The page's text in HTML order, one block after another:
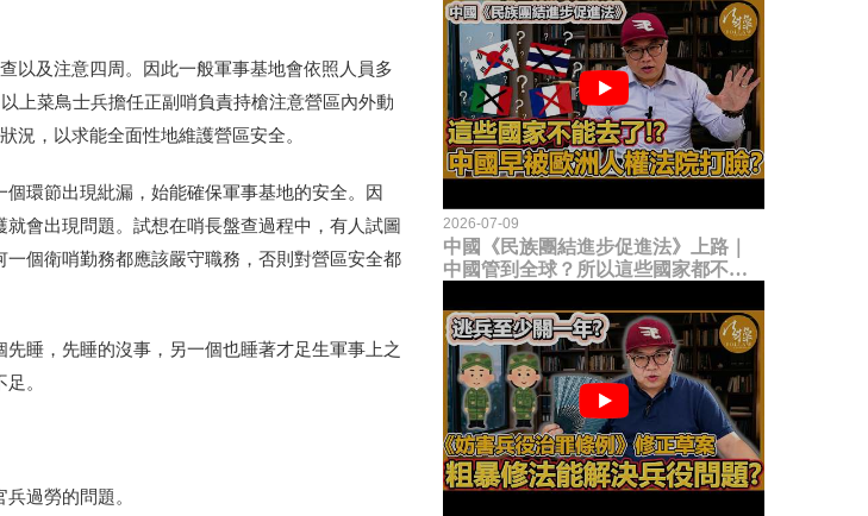
以及注意四周。因此一般軍事基地會依照人員多
上菜鳥士兵擔任正副哨負責持槍注意營區內外動
況，以求能全面性地維護營區安全。
環節出現紕漏，始能確保軍事基地的安全。因
會出現問題。試想在哨長盤查過程中，有人試圖
個衛哨勤務都應該嚴守職務，否則對營區安全都
睡，先睡的沒事，另一個也睡著才足生軍事上之
。
過勞的問題。
2026-07-09
中國《民族團結進步促進法》上路｜
中國管到全球？所以這些國家都不能
臉？